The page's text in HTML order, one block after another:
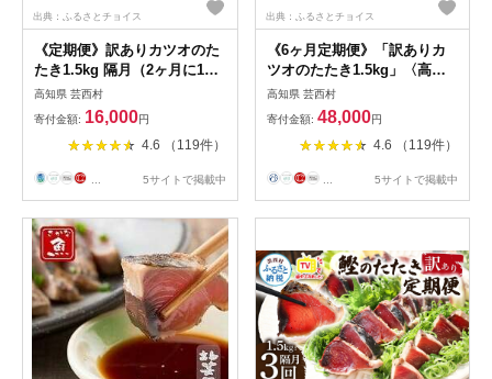
出典：ふるさとチョイス
《定期便》訳ありカツオのた
たき1.5kg 隔月（2ヶ月に1
回）2回定期便
高知県 芸西村
寄付金額: 16,000円
4.6 （119件）
... 5サイトで掲載中
出典：ふるさとチョイス
《6ヶ月定期便》「訳ありカ
ツオのたたき1.5kg」〈高知
県共通返礼品〉
高知県 芸西村
寄付金額: 48,000円
4.6 （119件）
... 5サイトで掲載中